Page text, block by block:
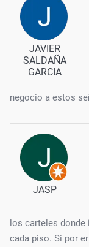
JAVIER
SALDAÑA
GARCIA
negocio a estos
JASP
los carteles
cada piso. Si por